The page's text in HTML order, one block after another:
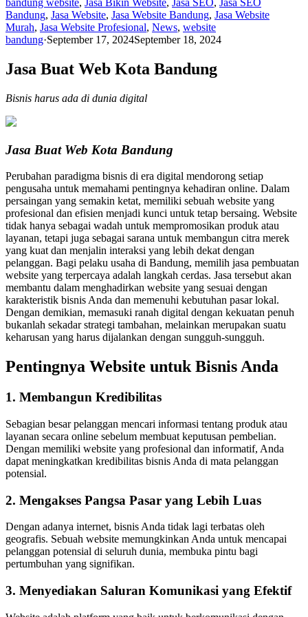
bandung website, Jasa Bikin Website, Jasa SEO, Jasa SEO
Bandung, Jasa Website, Jasa Website Bandung, Jasa Website
Murah, Jasa Website Profesional, News, website
bandung·September 17, 2024September 18, 2024
Jasa Buat Web Kota Bandung
Bisnis harus ada di dunia digital
Jasa Buat Web Kota Bandung
Perubahan paradigma bisnis di era digital mendorong setiap
pengusaha untuk memahami pentingnya kehadiran online. Dalam
persaingan yang semakin ketat, memiliki sebuah website yang
profesional dan efisien menjadi kunci untuk tetap bersaing. Website
tidak hanya sebagai wadah untuk mempromosikan produk atau
layanan, tetapi juga sebagai sarana untuk membangun citra merek
yang kuat dan menjalin interaksi yang lebih dekat dengan
pelanggan. Bagi pelaku usaha di Bandung, memilih jasa pembuatan
website yang terpercaya adalah langkah cerdas. Jasa tersebut akan
membantu dalam menghadirkan website yang sesuai dengan
karakteristik bisnis Anda dan memenuhi kebutuhan pasar lokal.
Dengan demikian, memasuki ranah digital dengan kekuatan penuh
bukanlah sekadar strategi tambahan, melainkan merupakan suatu
keharusan yang harus dijalankan dengan sungguh-sungguh.
Pentingnya Website untuk Bisnis Anda
1. Membangun Kredibilitas
Sebagian besar pelanggan mencari informasi tentang produk atau
layanan secara online sebelum membuat keputusan pembelian.
Dengan memiliki website yang profesional dan informatif, Anda
dapat meningkatkan kredibilitas bisnis Anda di mata pelanggan
potensial.
2. Mengakses Pangsa Pasar yang Lebih Luas
Dengan adanya internet, bisnis Anda tidak lagi terbatas oleh
geografis. Sebuah website memungkinkan Anda untuk mencapai
pelanggan potensial di seluruh dunia, membuka pintu bagi
pertumbuhan yang signifikan.
3. Menyediakan Saluran Komunikasi yang Efektif